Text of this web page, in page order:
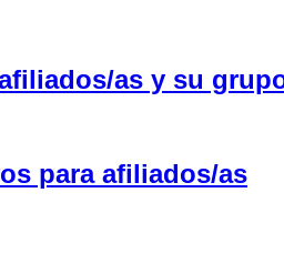
as y su
para afiliados/as